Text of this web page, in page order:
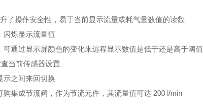
了操作安全性，易于当前显示流量或耗气量数值的读数
闪烁显示流量值
通过显示屏颜色的变化来远程显示数值是低于还是高于阈值
当前传感器设置
示之间来回切换
集成节流阀，作为节流元件，其流量值可达 200 l/min